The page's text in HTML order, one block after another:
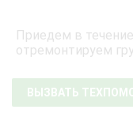
Приедем в
отремонтируем
ВЫЗВАТЬ